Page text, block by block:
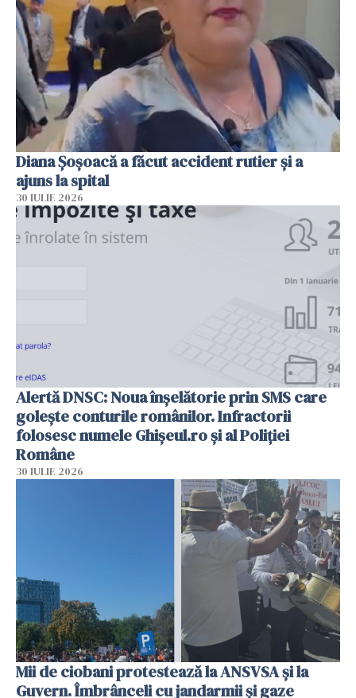
Diana Șoșoacă a făcut accident rutier și a
ajuns la spital
30 IULIE 2026
Alertă DNSC: Noua înșelătorie prin SMS care
golește conturile românilor. Infractorii
folosesc numele Ghișeul.ro și al Poliției
Române
30 IULIE 2026
Mii de ciobani protestează la ANSVSA și la
Guvern. Îmbrânceli cu jandarmii și gaze